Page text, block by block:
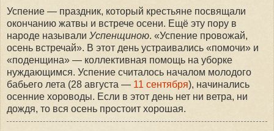
Успение — праздник, который крестьяне посвящали
окончанию жатвы и встрече осени. Ещё эту пору в
народе называли Успенщиною. «Успение провожай,
осень встречай». В этот день устраивались «помочи» и
«поденщина» — коллективная помощь на уборке
нуждающимся. Успение считалось началом молодого
бабьего лета (28 августа — 11 сентября), начинались
осенние хороводы. Если в этот день нет ни ветра, ни
дождя, то вся осень простоит хорошая.